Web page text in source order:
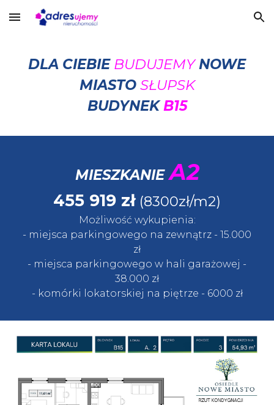
Skip to main content Skip to navigation
DLA CIEBIEBUDUJEMYNOWE
MIASTO SŁUPSK
BUDYNEKB15
MIESZKANIE A2
455 919 zł (8300zł/m2)
Możliwość wykupienia:
- miejsca parkingowego na zewnątrz - 15.000
zł
- miejsca parkingowego w hali garażowej -
38.000 zł
- komórki lokatorskiej na piętrze - 6000 zł